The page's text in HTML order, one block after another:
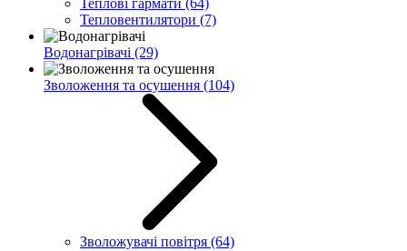
Тепловентилятори (7)
Водонагрівачі (29)
Зволоження та осушення (104)
Зволожувачі повітря (64)